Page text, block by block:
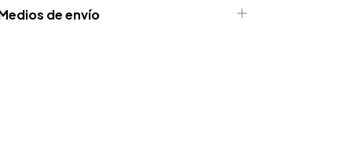
de envío